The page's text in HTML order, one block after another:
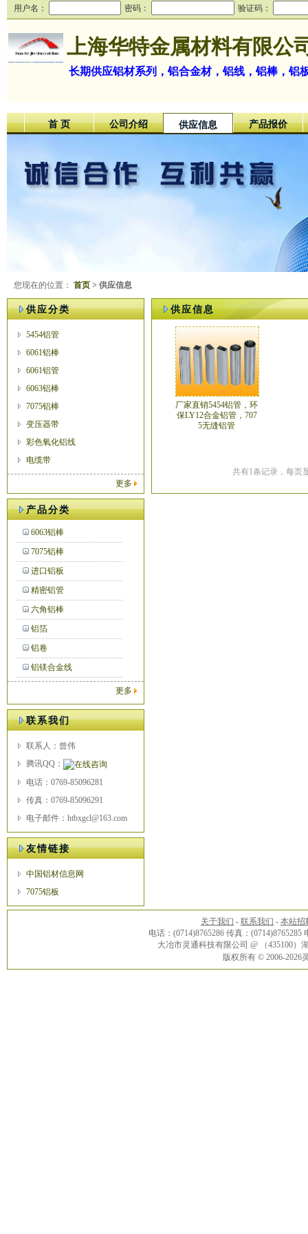
用户名： 密码： 验证码：
上海华特金属材料有限公
长期供应铝材系列，铝合金材，铝线，铝棒，铝
首 页 公司介绍 供应信息 产品报价
您现在的位置： 首页 > 供应信息
供应分类
5454铝管
6061铝棒
6061铝管
6063铝棒
7075铝棒
变压器带
彩色氧化铝线
电缆带
更多
产品分类
6063铝棒
7075铝棒
进口铝板
精密铝管
六角铝棒
铝箔
铝卷
铝镁合金线
更多
联系我们
联系人：曾伟
腾讯QQ：
电话：0769-85096281
传真：0769-85096291
电子邮件：htbxgcl@163.com
友情链接
中国铝材信息网
7075铝板
供应信息
厂家直销5454铝管，环
保LY12合金铝管，707
5无缝铝管
共有1条记录，每页
关于我们 - 联系我们 - 本站招
电话：(0714)8765286 传真：(0714)8765285
大冶市灵通科技有限公司 @ （435100
版权所有 © 2006-2026